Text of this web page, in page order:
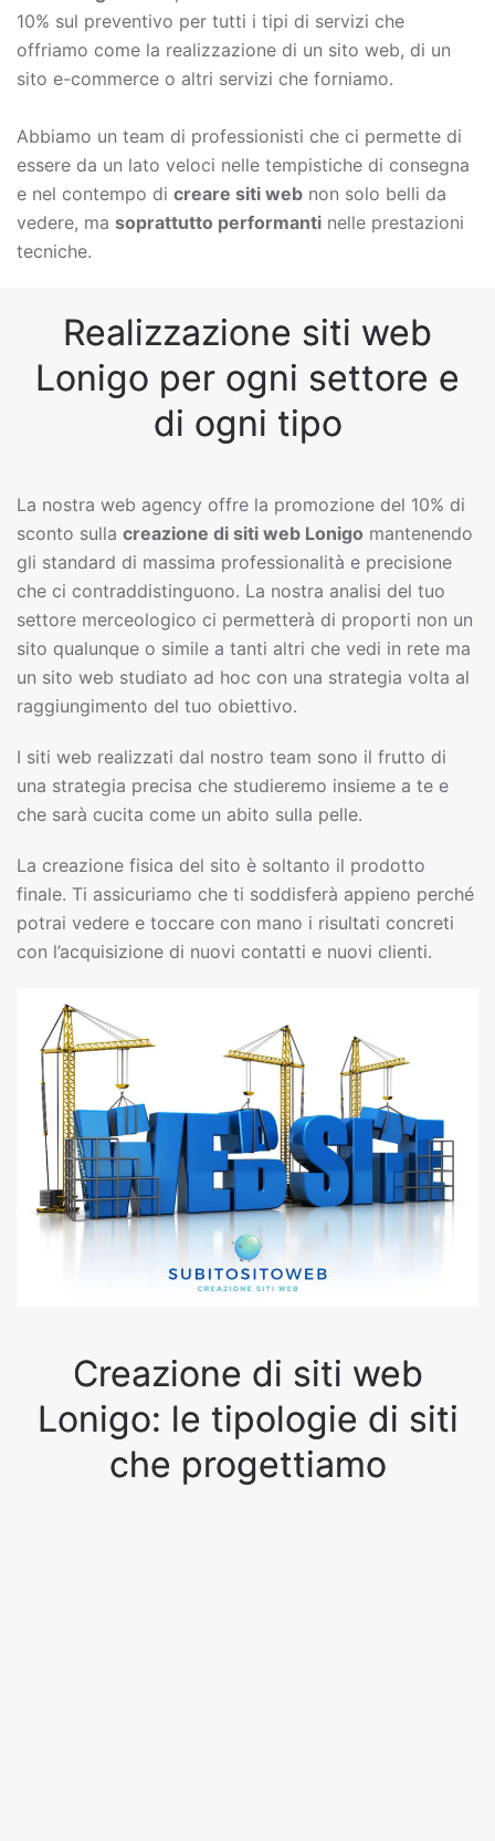
10% sul preventivo per tutti i tipi di servizi che
offriamo come la realizzazione di un sito web, di un
sito e-commerce o altri servizi che forniamo.
Abbiamo un team di professionisti che ci permette di
essere da un lato veloci nelle tempistiche di consegna
e nel contempo di creare siti web non solo belli da
vedere, ma soprattutto performanti nelle prestazioni
tecniche.
Realizzazione siti web
Lonigo per ogni settore e
di ogni tipo
La nostra web agency offre la promozione del 10% di
sconto sulla creazione di siti web Lonigo mantenendo
gli standard di massima professionalità e precisione
che ci contraddistinguono. La nostra analisi del tuo
settore merceologico ci permetterà di proporti non un
sito qualunque o simile a tanti altri che vedi in rete ma
un sito web studiato ad hoc con una strategia volta al
raggiungimento del tuo obiettivo.
I siti web realizzati dal nostro team sono il frutto di
una strategia precisa che studieremo insieme a te e
che sarà cucita come un abito sulla pelle.
La creazione fisica del sito è soltanto il prodotto
finale. Ti assicuriamo che ti soddisferà appieno perché
potrai vedere e toccare con mano i risultati concreti
con l’acquisizione di nuovi contatti e nuovi clienti.
Creazione di siti web
Lonigo: le tipologie di siti
che progettiamo